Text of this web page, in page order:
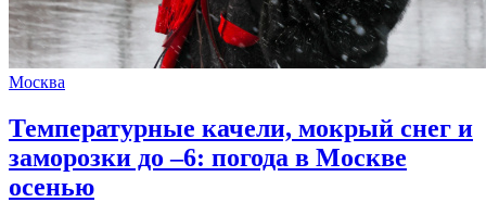
Москва
Температурные качели, мокрый снег и
заморозки до –6: погода в Москве
осенью